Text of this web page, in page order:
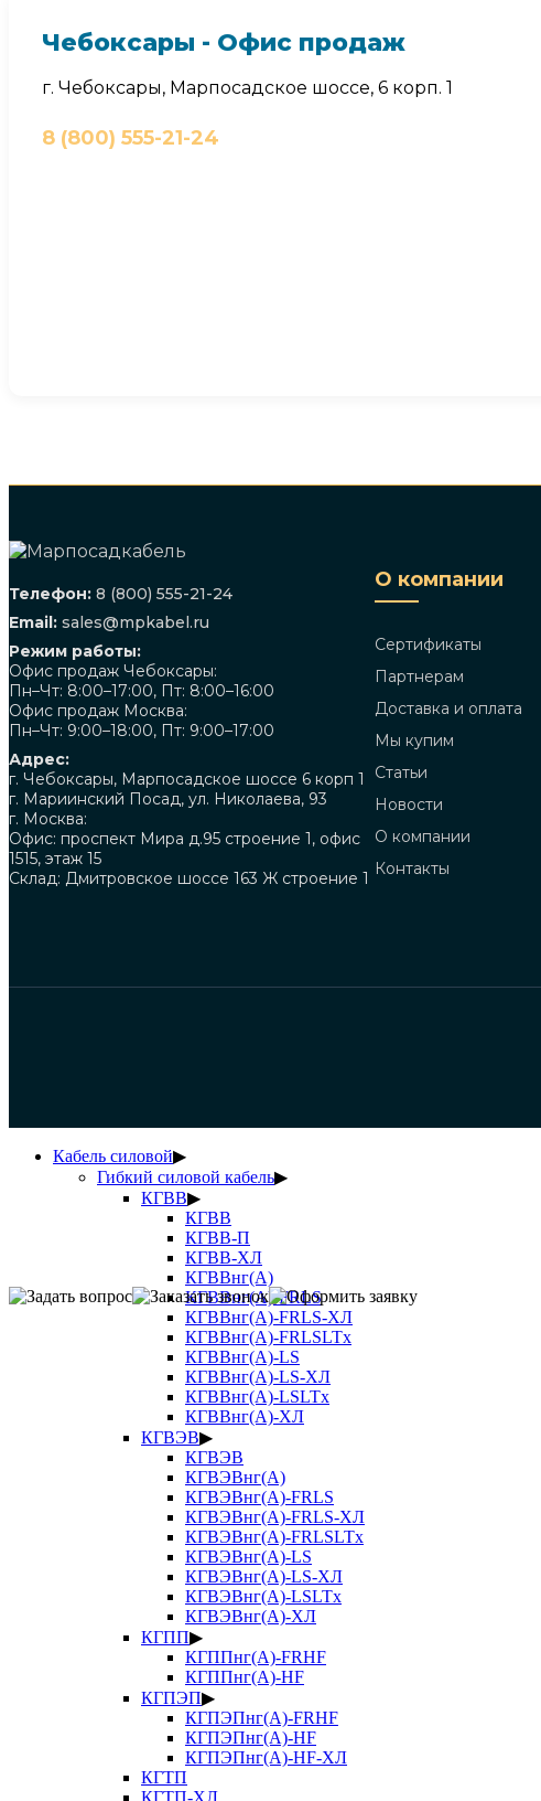
Чебоксары - Офис продаж
г. Чебоксары, Марпосадское шоссе, 6 корп. 1
8 (800) 555-21-24
Телефон: 8 (800) 555-21-24
Email: sales@mpkabel.ru
Режим работы:
Офис продаж Чебоксары:
Пн–Чт: 8:00–17:00, Пт: 8:00–16:00
Офис продаж Москва:
Пн–Чт: 9:00–18:00, Пт: 9:00–17:00
Адрес:
г. Чебоксары, Марпосадское шоссе 6 корп 1
г. Мариинский Посад, ул. Николаева, 93
г. Москва:
Офис: проспект Мира д.95 строение 1, офис
1515, этаж 15
Склад: Дмитровское шоссе 163 Ж строение 1
О компании
Сертификаты
Партнерам
Доставка и оплата
Мы купим
Статьи
Новости
О компании
Контакты
Кабель силовой▶
Гибкий силовой кабель▶
КГВВ▶
КГВВ
КГВВ-П
КГВВ-ХЛ
КГВВнг(А)
КГВВнг(А)-FRLS
КГВВнг(А)-FRLS-ХЛ
КГВВнг(А)-FRLSLTx
КГВВнг(А)-LS
КГВВнг(А)-LS-ХЛ
КГВВнг(А)-LSLTx
КГВВнг(А)-ХЛ
КГВЭВ▶
КГВЭВ
КГВЭВнг(А)
КГВЭВнг(А)-FRLS
КГВЭВнг(А)-FRLS-ХЛ
КГВЭВнг(А)-FRLSLTx
КГВЭВнг(А)-LS
КГВЭВнг(А)-LS-ХЛ
КГВЭВнг(А)-LSLTx
КГВЭВнг(А)-ХЛ
КГПП▶
КГППнг(А)-FRHF
КГППнг(А)-HF
КГПЭП▶
КГПЭПнг(А)-FRHF
КГПЭПнг(А)-HF
КГПЭПнг(А)-HF-ХЛ
КГТП
КГТП-ХЛ